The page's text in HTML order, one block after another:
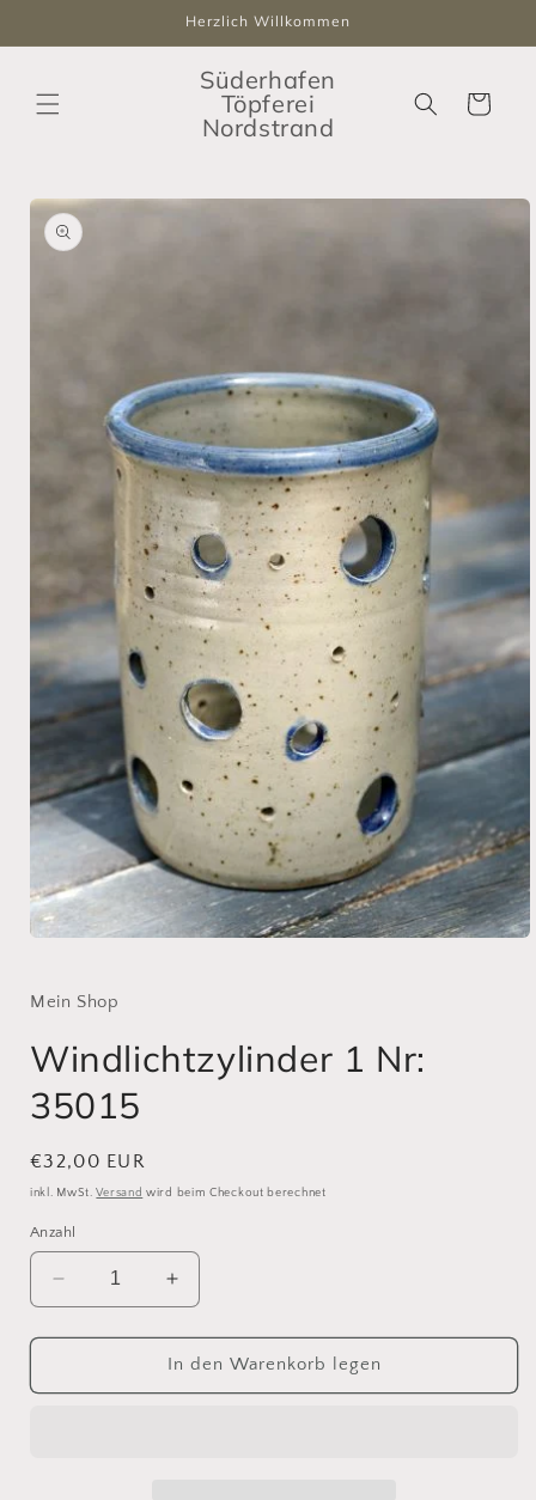
Inhalt
Herzlich Willkommen
Süderhafen
Töpferei
Nordstrand
Warenkorb
Modal
Mein Shop
Windlichtzylinder 1 Nr:
35015
Normaler
Preis
€32,00 EUR
inkl. MwSt.Versand wird beim Checkout berechnet
Anzahl
Verringere
die
Menge
Windlichtzylinder
Erhöhe
die
Menge
für
Windlichtzylinder
In den Warenkorb legen